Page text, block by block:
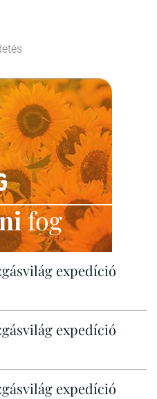
fog
expedíció
expedíció
expedíció